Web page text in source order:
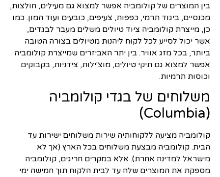
בין המוצרים של קולומביה אפשר למצוא גם מעילים, חולצות,
מכנסיים, ביגוד תרמי, כפפות, צעיפים, כובעים ועוד המון. כמו
כן, מייצרת קולומביה ציוד טיולים משלים מעבר לבגדים,
אשר יכול לסייע לכל לקוח ליהנות מטיולים בצורה הטובה
ביותר, בכל מזג אוויר. בין יתר האביזרים שמייצרת קולומביה
אפשר למצוא גם תיקי טיולים, מוצ'ילות, צידניות, בקבוקים
וכוסות תרמיות.
משלוחים של בגדי קולומביה
(Columbia)
קולומביה מציעה ללקוחותיה שירות משלוחים ישירות עד
הבית. קולומביה מבצעת משלוחים בכל הארץ (אך לא
מישראל למדינה אחרת). אלא במקרים חריגים, קולומביה
מספקת את המוצרים שלה עד לבית הלקוח תוך חמישה ימי